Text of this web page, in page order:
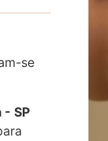
se
- SP